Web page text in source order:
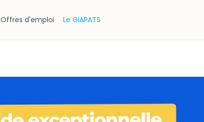
Offres d'emploi Le GIAPATS